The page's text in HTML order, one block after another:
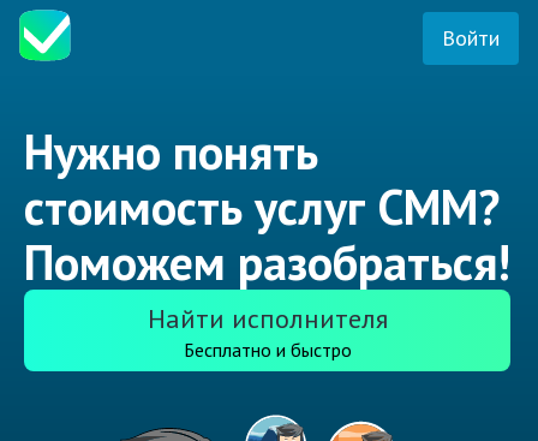
Войти
Нужно понять
стоимость услуг СММ?
Поможем разобраться!
Найти исполнителя
Бесплатно и быстро